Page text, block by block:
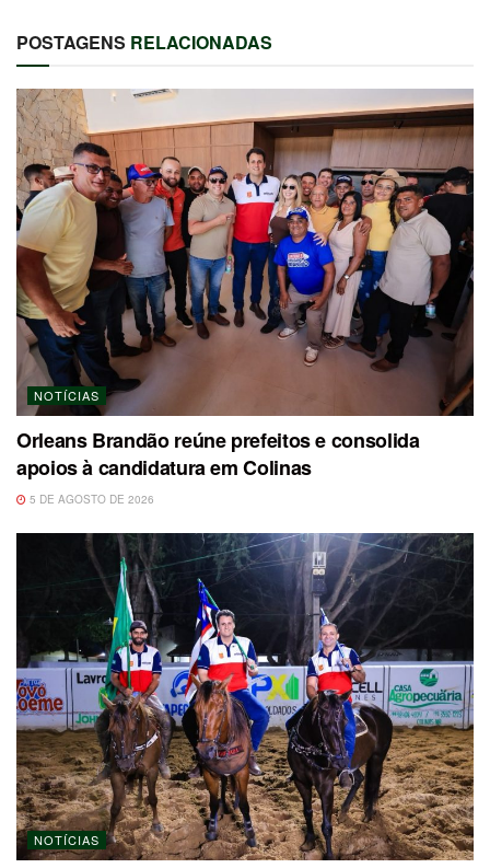
POSTAGENS RELACIONADAS
NOTÍCIAS
Orleans Brandão reúne prefeitos e consolida
apoios à candidatura em Colinas
5 DE AGOSTO DE 2026
NOTÍCIAS